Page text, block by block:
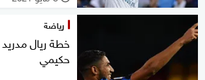
رياضة
خطة ريال مدريد
حكيمي